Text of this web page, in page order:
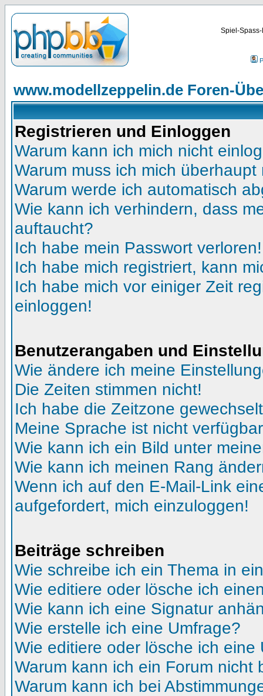
Spiel-
www.modellzeppelin.de Foren-
Registrieren und Einloggen
Warum kann ich mich nicht
Warum muss ich mich überhaupt
Warum werde ich automatisch
Wie kann ich verhindern, dass
auftaucht?
Ich habe mein Passwort verloren!
Ich habe mich registriert, kann
Ich habe mich vor einiger Zeit
einloggen!
Benutzerangaben und
Wie ändere ich meine
Die Zeiten stimmen nicht!
Ich habe die Zeitzone
Meine Sprache ist nicht
Wie kann ich ein Bild unter
Wie kann ich meinen Rang
Wenn ich auf den E-Mail-Link
aufgefordert, mich einzuloggen!
Beiträge schreiben
Wie schreibe ich ein Thema in
Wie editiere oder lösche ich
Wie kann ich eine Signatur
Wie erstelle ich eine Umfrage?
Wie editiere oder lösche ich eine
Warum kann ich ein Forum nicht
Warum kann ich bei